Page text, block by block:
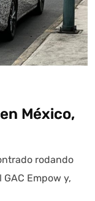
México,
rodando
Empow y,
¿Qué estás
ofrece
errores.
optimiza